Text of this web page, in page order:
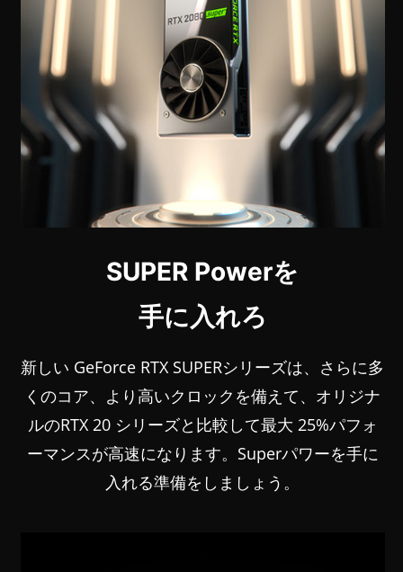
SUPER Powerを
手に入れろ
新しい GeForce RTX SUPERシリーズは、さらに多
くのコア、より高いクロックを備えて、オリジナ
ルのRTX 20 シリーズと比較して最大 25%パフォ
ーマンスが高速になります。Superパワーを手に
入れる準備をしましょう。